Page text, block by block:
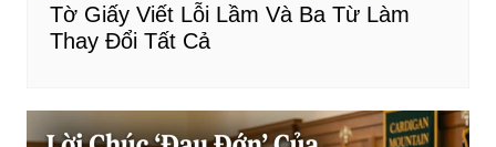
Tờ Giấy Viết Lỗi Lầm Và Ba Từ Làm
Thay Đổi Tất Cả